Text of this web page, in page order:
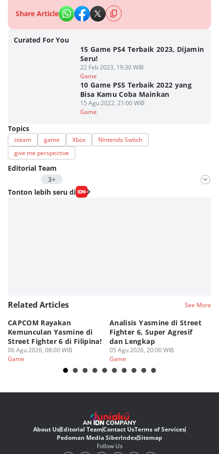
Share Article
Curated For You
15 Game PS4 Terbaik 2023, Dijamin
Seru!
22 Feb 2023, 19:30 WIB
Game
10 Game PS5 Terbaik 2022 yang
Bisa Kamu Coba Mainkan
15 Agu 2022, 21:00 WIB
Game
Topics
steam game Xbox
Nintendo Switch
give me perspective
Editorial Team
3+
Editor
Nadia Agatha Pramesthi
Tonton lebih seru di
Related Articles See More
CAPCOM Rayakan
Kemunculan Yasmine di
Street Fighter 6 di Filipina!
06 Agu 2026, 08:00 WIB
Game
Analisis Yasmine di Street
Fighter 6, Super Agresif
dan Lengkap
05 Agu 2026, 20:00 WIB
Game
About UsEditorial TeamContact UsTerms of Services
Pedoman Media SiberIndexSitemap
Follow Us